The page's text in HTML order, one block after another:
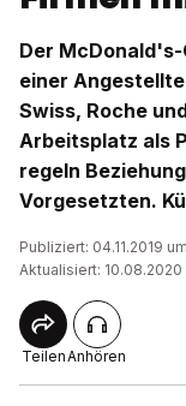
Der
einer
Swiss, Roche
Arbeitsplatz als
regeln
Vorgesetzten.
Publiziert: 04.11.2019
Aktualisiert: 10.08.2020
TeilenAnhören